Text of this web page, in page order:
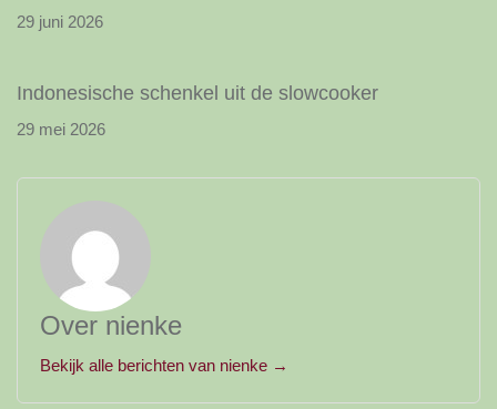
29 juni 2026
Indonesische schenkel uit de slowcooker
29 mei 2026
Over nienke
Bekijk alle berichten van nienke →